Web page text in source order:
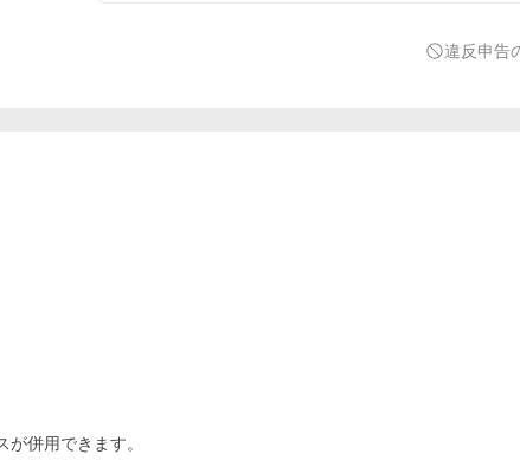
違反申告
併用できます。